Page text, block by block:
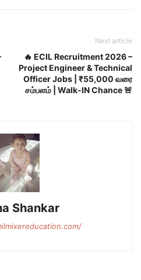
Next article
🔥 ECIL Recruitment 2026 –
Project Engineer & Technical
Officer Jobs | ₹55,000 வரை
சம்பளம் | Walk-IN Chance 🚨
Shankar